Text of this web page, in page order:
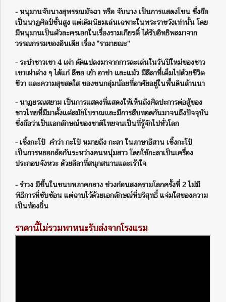
- หนุมานจับนางสุพรรณมัจฉา หรือ จับนาง เป็นการแสดงโขน ซึ่งถือ
เป็นนาฏศิลป์ชั้นสูง แต่เดิมนิยมเล่นเฉพาะในพระราชวังเท่านั้น โดย
มีหนุมานเป็นตัวละครเอกในเรื่องรามเกียรติ์ ได้รับอิทธิพลมาจาก
วรรณกรรมของอินเดีย เรื่อง “รามายณะ”
- ระบำชาวเขา 4 เผ่า ดัดแปลงมาจากการละเล่นในวันปีใหม่ของชาว
เขาเผ่าต่าง ๆ ได้แก่ ลีซอ เย้า อาข่า และแม้ว มีลีลาที่เต็มไปด้วยชีวิต
ชีวา และความสุขสดใส ของชนกลุ่มน้อยที่อาศัยอยู่ในพื้นดินล้านนา
- นาฏยรณสยาม เป็นการแสดงที่แสดงให้เห็นถึงศิลปะการต่อสู้ของ
ชาวไทยที่มีมาตั้งแต่สมัยโบราณและมีการสืบทอดกันมาจนถึงปัจจุบัน
ซึ่งถือว่าเป็นเอกลักษณ์ของชาติไทยจนเป็นที่รู้จักไปทั่วโลก
- เซิ้งกะโป๋ คำว่า กะโป๋ หมายถึง กะลา ในภาษาอีสาน เซิ้งกะโป๋
เป็นการหยอกล้อกันระหว่างคนหนุ่มสาว โดยใช้กะลาเป็นเครื่อง
ประกอบจังหวะ ด้วยลีลาที่สนุกสนานและเร้าใจ
- รำวง มีขึ้นในชนบทภาคกลาง ช่วงก่อนสงครามโลกครั้งที่ 2 ไม่มี
พิธีการที่ซับซ้อน แต่ฉาบไว้ด้วยเอกลักษณ์ที่บริสุทธิ์ แจ่มใสของความ
เป็นท้องถิ่น
ราคานี้ไม่รวมพาหนะรับส่งจากโรงแรม